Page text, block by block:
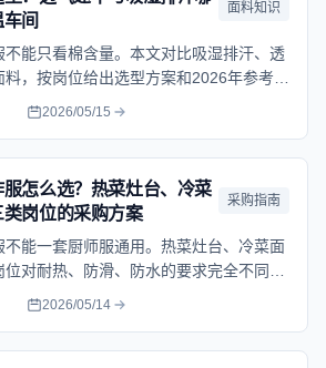
间
面料知识
能只看棉含量。本文对比吸湿排汗、透
，按岗位给出选型方案和2026年参考
2026/05/15
怎么选？热菜灶台、冷菜
岗位的采购方案
采购指南
不能一套厨师服通用。热菜灶台、冷菜面
对耐热、防滑、防水的要求完全不同，
型和采购参考。
2026/05/14